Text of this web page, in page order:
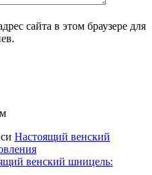
сайта в этом браузере для
Настоящий венский
венский шницель: